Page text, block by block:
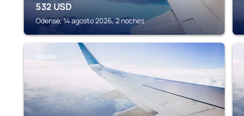
532 USD
Odense, 14 agosto 2026, 2 noches
ODENSE